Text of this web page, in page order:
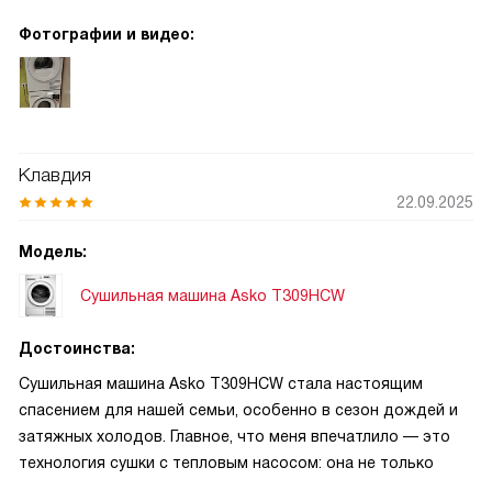
Фотографии и видео:
Клавдия
22.09.2025
Модель:
Сушильная машина Asko T309HCW
Достоинства:
Сушильная машина Asko T309HCW стала настоящим
спасением для нашей семьи, особенно в сезон дождей и
затяжных холодов. Главное, что меня впечатлило — это
технология сушки с тепловым насосом: она не только